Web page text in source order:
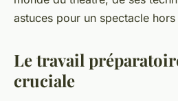
astuces pour un spectacle
Le travail
cruciale